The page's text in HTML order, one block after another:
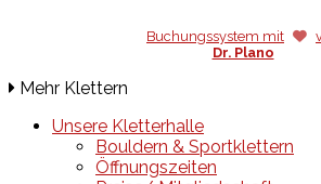
Buchungssystem mit
Dr. Plano
Mehr Klettern
Unsere Kletterhalle
Bouldern & Sportklettern
Öffnungszeiten